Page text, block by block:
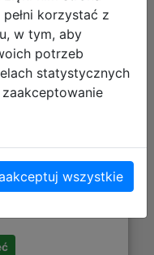
korzystać z
w tym, aby
potrzeb
statystycznych
wszystkie